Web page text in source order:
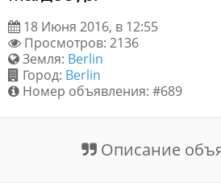
Новости и статьи
18 Июня 2016, в 12:55
Просмотров: 2136
Земля: Berlin
Город: Berlin
Номер объявления: #689
Описание